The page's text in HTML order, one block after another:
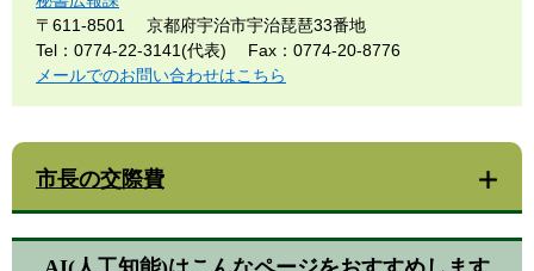
〒611-8501
京都府宇治市宇治琵琶33番地
Tel：0774-22-3141(代表)
Fax：0774-20-8776
メールでのお問い合わせはこちら
市長の交際費